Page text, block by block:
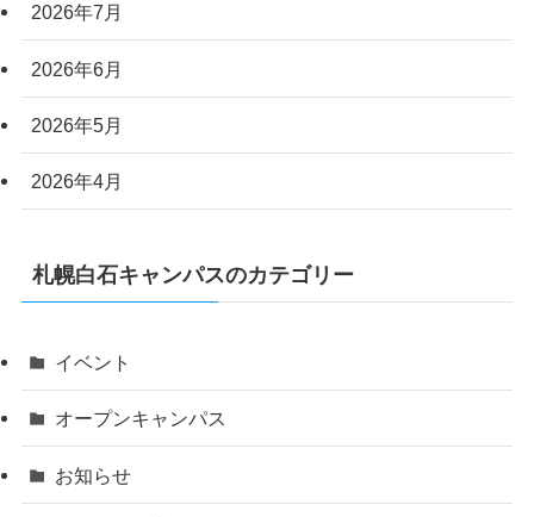
2026年7月
2026年6月
2026年5月
2026年4月
札幌白石キャンパスのカテゴリー
イベント
オープンキャンパス
お知らせ